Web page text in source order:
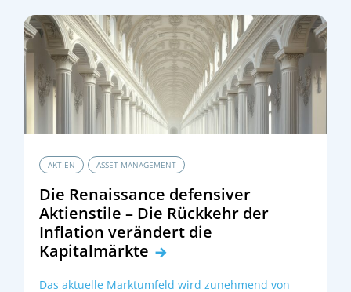
zugleich risikobewusst auszurichten. Die Frage, wie
das Eigengeschäft in diesem Multikrisenmodus
zukunftssicher zu gestalten ist, rückt dabei
verstärkt in den Fokus:
AKTIEN ASSET MANAGEMENT
Die Renaissance defensiver
Aktienstile – Die Rückkehr der
Inflation verändert die
Kapitalmärkte
Das aktuelle Marktumfeld wird zunehmend von